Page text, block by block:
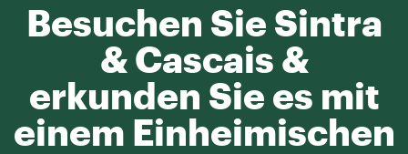
Besuchen Sie Sintra
& Cascais &
erkunden Sie es mit
einem Einheimischen